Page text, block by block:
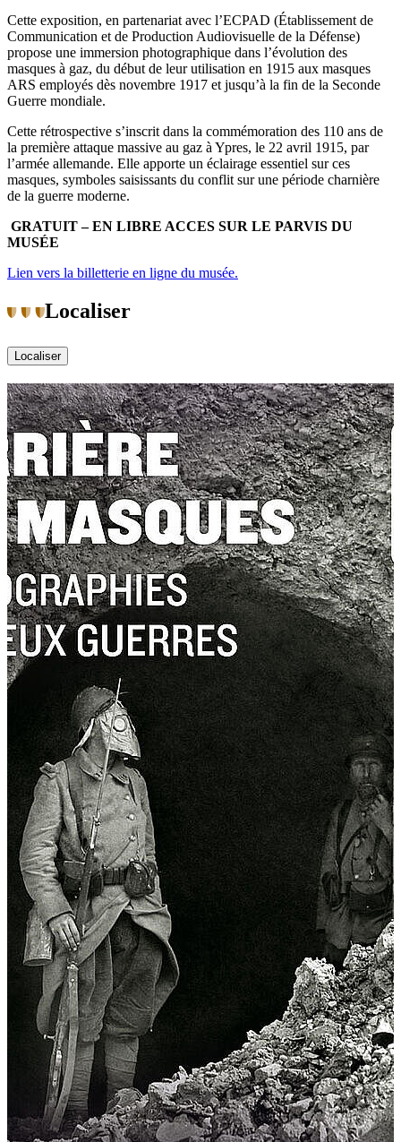
Cette exposition, en partenariat avec l’ECPAD (Établissement de
Communication et de Production Audiovisuelle de la Défense)
propose une immersion photographique dans l’évolution des
masques à gaz, du début de leur utilisation en 1915 aux masques
ARS employés dès novembre 1917 et jusqu’à la fin de la Seconde
Guerre mondiale.
Cette rétrospective s’inscrit dans la commémoration des 110 ans de
la pre­mière attaque massive au gaz à Ypres, le 22 avril 1915, par
l’armée allemande. Elle apporte un éclairage essentiel sur ces
masques, symboles saisissants du conflit sur une période charnière
de la guerre moderne.
GRATUIT – EN LIBRE ACCES SUR LE PARVIS DU
MUSÉE
Lien vers la billetterie en ligne du musée.
Localiser
Localiser